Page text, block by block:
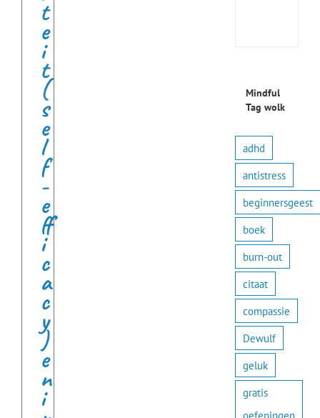
t
e
i
t
(
s
e
l
f
-
e
ff
i
c
a
c
y
)
e
n
i
Mindful
Tag wolk
adhd
antistress
beginnersgeest
boek
burn-out
citaat
compassie
Dewulf
geluk
gratis
oefeningen